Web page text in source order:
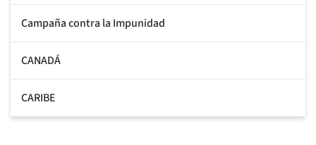
Campaña contra la Impunidad
CANADÁ
CARIBE